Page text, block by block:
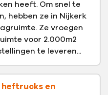
heeft. Om snel te
hebben ze in Nijkerk
Ze vroegen
voor 2.000m2
te leveren...
heftrucks en